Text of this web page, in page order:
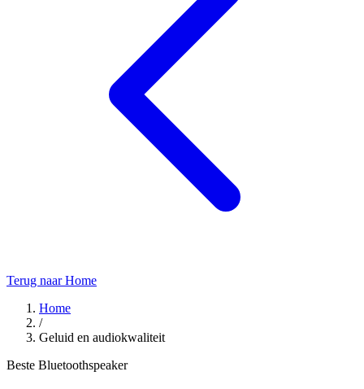
Terug naar Home
Home
/
Geluid en audiokwaliteit
Beste Bluetoothspeaker